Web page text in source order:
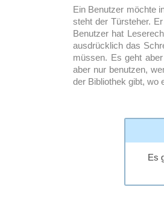
Ein Benutzer möchte
steht der Türsteher.
Benutzer hat
ausdrücklich das
müssen. Es geht
aber nur benutzen,
der Bibliothek gibt, wo
Es